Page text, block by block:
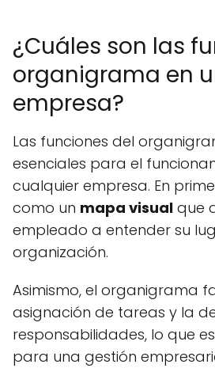
¿Cuáles son las
organigrama en
empresa?
Las funciones del
esenciales para el
cualquier empresa. En
como un mapa visual que
empleado a entender su
organización.
Asimismo, el organigrama
asignación de tareas y la
responsabilidades, lo que
para una gestión